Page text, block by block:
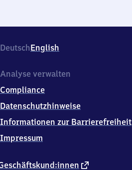
DeutschEnglish
externer
Analyse verwalten
Compliance
Datenschutzhinweise
Informationen zur Barrierefreiheit
Impressum